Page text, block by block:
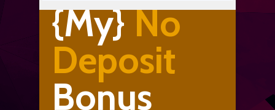
{My}No
Deposit
Bonus